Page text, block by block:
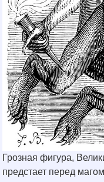
Грозная фигура,
предстает перед